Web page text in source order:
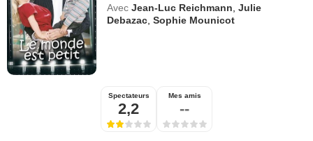
Avec Jean-Luc Reichmann ,Julie
Debazac ,Sophie Mounicot
Spectateurs
2,2
Mes amis
--